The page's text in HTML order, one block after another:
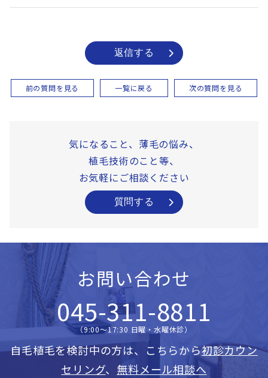
返信する
前の質問を見る 一覧に戻る 次の質問を見る
気になること、薄毛の悩み、
植毛技術のこと等、
お気軽にご相談ください
質問する
お問い合わせ
045-311-8811
（9:00〜17:30 日曜・水曜休診）
自毛植毛を検討中の方は、こちらから初診カウン
セリング、 無料メール相談へ